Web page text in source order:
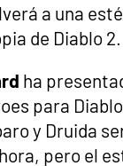
a una
de Diablo 2.
ha
para Diablo
y Druida
pero el